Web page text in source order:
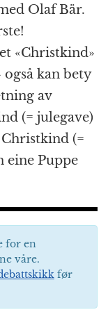
Olaf Bär.
«Christkind»
kan bety
av
(= julegave)
(=
eine Puppe
for en
våre.
før